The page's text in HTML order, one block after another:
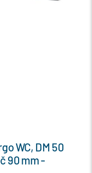
WC, DM 50
90 mm -